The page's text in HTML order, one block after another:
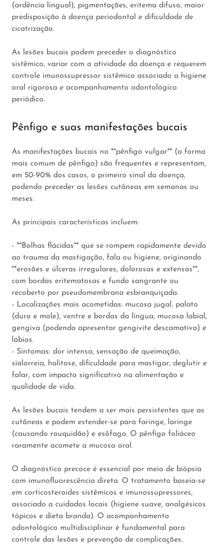
(ardência lingual), pigmentações, eritema difuso, maior
predisposição à doença periodontal e dificuldade de
cicatrização.
As lesões bucais podem preceder o diagnóstico
sistêmico, variar com a atividade da doença e requerem
controle imunossupressor sistêmico associado a higiene
oral rigorosa e acompanhamento odontológico
periódico.
Pênfigo e suas manifestações bucais
As manifestações bucais no **pênfigo vulgar** (a forma
mais comum de pênfigo) são frequentes e representam,
em 50-90% dos casos, o primeiro sinal da doença,
podendo preceder as lesões cutâneas em semanas ou
meses.
As principais características incluem:
- **Bolhas flácidas** que se rompem rapidamente devido
ao trauma da mastigação, fala ou higiene, originando
**erosões e úlceras irregulares, dolorosas e extensas**,
com bordas eritematosas e fundo sangrante ou
recoberto por pseudomembrana esbranquiçada.
- Localizações mais acometidas: mucosa jugal, palato
(duro e mole), ventre e bordas da língua, mucosa labial,
gengiva (podendo apresentar gengivite descamativa) e
lábios.
- Sintomas: dor intensa, sensação de queimação,
sialorreia, halitose, dificuldade para mastigar, deglutir e
falar, com impacto significativo na alimentação e
qualidade de vida.
As lesões bucais tendem a ser mais persistentes que as
cutâneas e podem estender-se para faringe, laringe
(causando rouquidão) e esôfago. O pênfigo foliáceo
raramente acomete a mucosa oral.
O diagnóstico precoce é essencial por meio de biópsia
com imunofluorescência direta. O tratamento baseia-se
em corticosteroides sistêmicos e imunossupressores,
associado a cuidados locais (higiene suave, analgésicos
tópicos e dieta branda). O acompanhamento
odontológico multidisciplinar é fundamental para
controle das lesões e prevenção de complicações.